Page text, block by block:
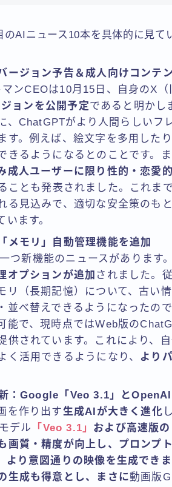
AIニュース10本を具体的に見て
ージョン予告＆成人向けコンテ
ンCEOは10月15日、自身のX
ョンを公開予定であると明かし
、ChatGPTがより人間らしいフ
す。例えば、絵文字を多用した
きるようになるとのことです。
成人ユーザーに限り性的・恋愛
ことも発表されました。これま
る見込みで、適切な安全策のも
います。
モリ」自動管理機能を追加
つ新機能のニュースがあります
オプションが追加 されました。
リ（長期記憶）について、古い
並べ替えできるようになったの
能で、現時点ではWeb版の
供されています。これにより、
く活用できるようになり、 より
：Google「Veo 3.1」とOpenAI
を作り出す生成AIが大きく進化
デル
「Veo 3.1」 および高速版
画質・精度が向上し、プロンプ
より意図通りの映像を生成でき
生成も得意とし、まさに動画版